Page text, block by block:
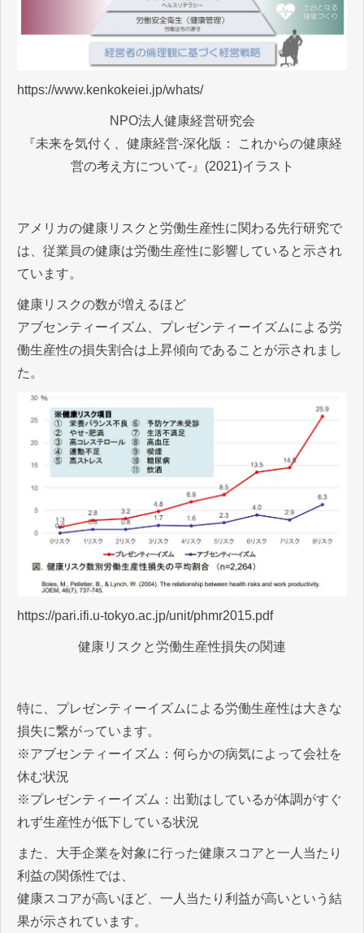
https://www.kenkokeiei.jp/whats/
NPO法人健康経営研究会
『未来を気付く、健康経営-深化版： これからの健康経
営の考え方について-』(2021)イラスト
アメリカの健康リスクと労働生産性に関わる先行研究で
は、従業員の健康は労働生産性に影響していると示され
ています。
健康リスクの数が増えるほど
アブセンティーイズム、プレゼンティーイズムによる労
働生産性の損失割合は上昇傾向であることが示されまし
た。
https://pari.ifi.u-tokyo.ac.jp/unit/phmr2015.pdf
健康リスクと労働生産性損失の関連
特に、プレゼンティーイズムによる労働生産性は大きな
損失に繋がっています。
※アブセンティーイズム：何らかの病気によって会社を
休む状況
※プレゼンティーイズム：出勤はしているが体調がすぐ
れず生産性が低下している状況
また、大手企業を対象に行った健康スコアと一人当たり
利益の関係性では、
健康スコアが高いほど、一人当たり利益が高いという結
果が示されています。